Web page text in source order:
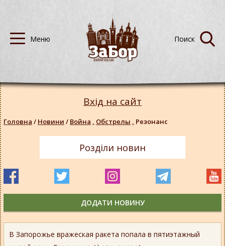
В Запорожье вражеская ракета попала в пятиэтажный
Вхід на сайт
Головна / Новини / Война , Обстрелы , Резонанс
Розділи новин
ДОДАТИ НОВИНУ